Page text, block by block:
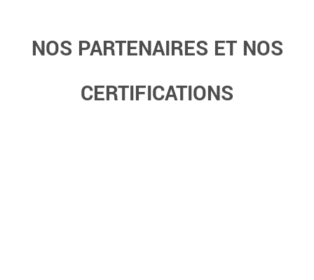
NOS PARTENAIRES ET NOS
CERTIFICATIONS